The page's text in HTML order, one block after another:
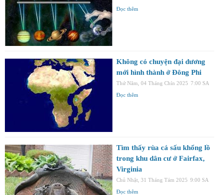
Đọc thêm
Không có chuyện đại dương
mới hình thành ở Đông Phi
Thứ Năm, 04 Tháng Chín 2025 7:00 SA
Đọc thêm
Tìm thấy rùa cá sấu khổng lồ
trong khu dân cư ở Fairfax,
Virginia
Chủ Nhật, 31 Tháng Tám 2025 9:00 SA
Đọc thêm